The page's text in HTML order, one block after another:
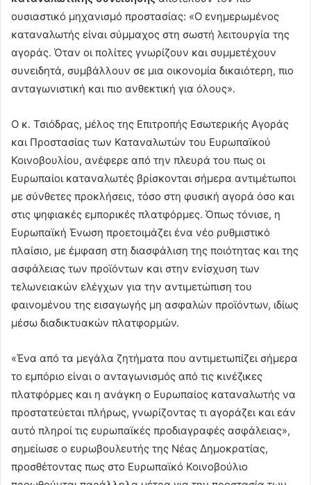
ουσιαστικό μηχανισμό προστασίας: «Ο ενημερωμένος
καταναλωτής είναι σύμμαχος στη σωστή λειτουργία της
αγοράς. Όταν οι πολίτες γνωρίζουν και συμμετέχουν
συνειδητά, συμβάλλουν σε μια οικονομία δικαιότερη, πιο
ανταγωνιστική και πιο ανθεκτική για όλους».
Ο κ. Τσιόδρας, μέλος της Επιτροπής Εσωτερικής Αγοράς
και Προστασίας των Καταναλωτών του Ευρωπαϊκού
Κοινοβουλίου, ανέφερε από την πλευρά του πως οι
Ευρωπαίοι καταναλωτές βρίσκονται σήμερα αντιμέτωποι
με σύνθετες προκλήσεις, τόσο στη φυσική αγορά όσο και
στις ψηφιακές εμπορικές πλατφόρμες. Όπως τόνισε, η
Ευρωπαϊκή Ένωση προετοιμάζει ένα νέο ρυθμιστικό
πλαίσιο, με έμφαση στη διασφάλιση της ποιότητας και της
ασφάλειας των προϊόντων και στην ενίσχυση των
τελωνειακών ελέγχων για την αντιμετώπιση του
φαινομένου της εισαγωγής μη ασφαλών προϊόντων, ιδίως
μέσω διαδικτυακών πλατφορμών.
«Ένα από τα μεγάλα ζητήματα που αντιμετωπίζει σήμερα
το εμπόριο είναι ο ανταγωνισμός από τις κινέζικες
πλατφόρμες και η ανάγκη ο Ευρωπαίος καταναλωτής να
προστατεύεται πλήρως, γνωρίζοντας τι αγοράζει και εάν
αυτό πληροί τις ευρωπαϊκές προδιαγραφές ασφάλειας»,
σημείωσε ο ευρωβουλευτής της Νέας Δημοκρατίας,
προσθέτοντας πως στο Ευρωπαϊκό Κοινοβούλιο